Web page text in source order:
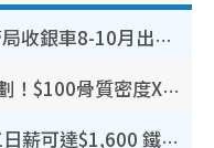
收銀車時間表2026｜金管局收銀車8-10月出沒地點+時間！無須手續費！硬幣免費轉現鈔或增值至八達通
港大推賽馬會強化骨骼計劃！$100骨質密度X光檢查 完成免費運動訓練送超市禮券！附參加資格
水電工入行︱水喉匠/電工日薪可達$1,600 鐵飯碗職業難被AI取代！附薪酬參考＋入行考牌途徑